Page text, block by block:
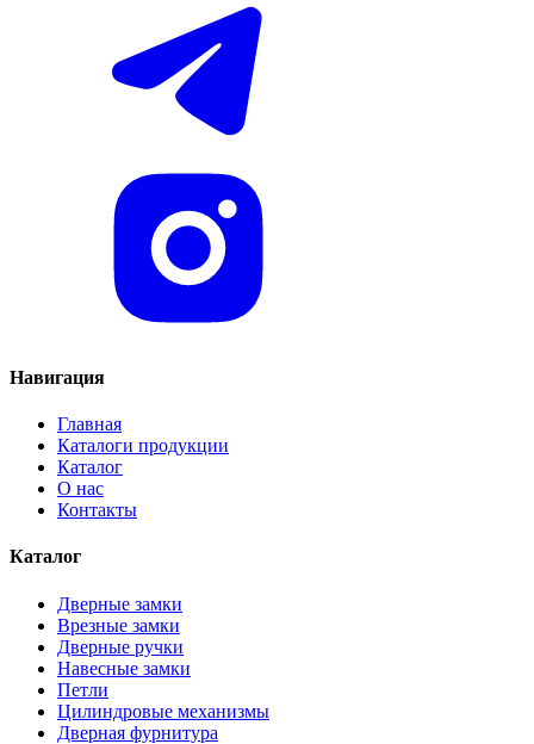
Навигация
Главная
Каталоги продукции
Каталог
О нас
Контакты
Каталог
Дверные замки
Врезные замки
Дверные ручки
Навесные замки
Петли
Цилиндровые механизмы
Дверная фурнитура